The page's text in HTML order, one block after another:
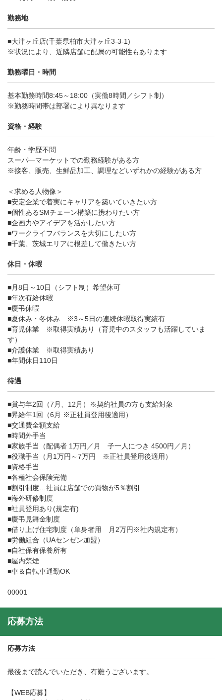
勤務地
■大津ヶ丘店(千葉県柏市大津ヶ丘3-3-1)
※状況により、近隣店舗に配属の可能性もあります
勤務曜日・時間
基本勤務時間8:45～18:00（実働8時間／シフト制）
※勤務時間帯は部署により異なります
資格・経験
年齢・学歴不問
スーパ―マーケットでの勤務経験がある方
※接客、販売、生鮮品加工、調理などいずれかの経験がある方
＜求める人物像＞
■安定企業で着実にキャリアを築いていきたい方
■個性あるSMチェーン構築に携わりたい方
■企画力やアイデアを活かしたい方
■ワークライフバランスを大切にしたい方
■千葉、茨城エリアに根差して働きたい方
休日・休暇
■月8日～10日（シフト制）希望休可
■年次有給休暇
■慶弔休暇
■夏休み・冬休み ※3～5日の連続休暇取得実績有
■育児休業 ※取得実績あり（育児中のスタッフも活躍していま
す）
■介護休業 ※取得実績あり
■年間休日110日
待遇
■賞与年2回（7月、12月）※契約社員の方も支給対象
■昇給年1回（6月 ※正社員登用後適用）
■交通費全額支給
■時間外手当
■家族手当（配偶者 1万円／月 子一人につき 4500円／月）
■役職手当（月1万円～7万円 ※正社員登用後適用）
■資格手当
■各種社会保険完備
■割引制度…社員は店舗での買物が5％割引
■海外研修制度
■社員登用あり(規定有)
■慶弔見舞金制度
■借り上げ住宅制度（単身者用 月2万円※社内規定有）
■労働組合（UAセンゼン加盟）
■自社保有保養所有
■屋内禁煙
■車＆自転車通勤OK
00001
応募方法
応募方法
最後まで読んでいただき、有難うございます。
【WEB応募】